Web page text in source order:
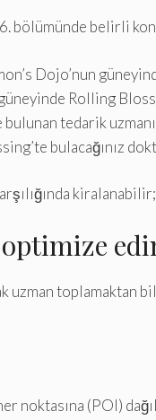
bölümünde belirli
Dojo’nun
Rolling
bulunan tedarik
bulacağınız
optimize
uzman toplamaktan
noktasına (POI)